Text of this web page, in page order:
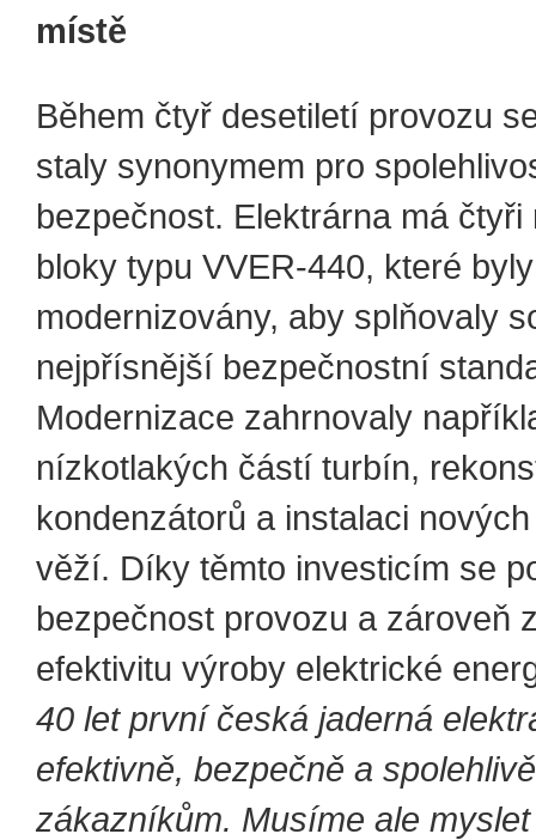
místě
Během čtyř desetiletí provozu
staly synonymem pro
bezpečnost. Elektrárna má čtyři
bloky typu VVER-440, které
modernizovány, aby splňovaly
nejpřísnější bezpečnostní
Modernizace zahrnovaly
nízkotlakých částí turbín,
kondenzátorů a instalaci
věží. Díky těmto investicím se
bezpečnost provozu a zároveň
efektivitu výroby elektrické
40 let první česká jaderná
efektivně, bezpečně a
zákazníkům. Musíme ale